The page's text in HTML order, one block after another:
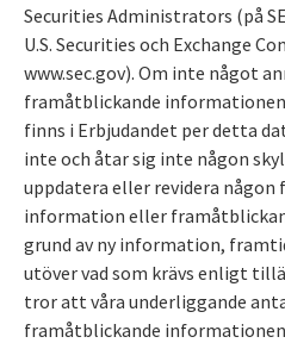
Securities Administrators (på
U.S. Securities och Exchange
www.sec.gov). Om inte något
framåtblickande
finns i Erbjudandet per detta
inte och åtar sig inte någon
uppdatera eller revidera
information eller
grund av ny information,
utöver vad som krävs enligt
tror att våra underliggande
framåtblickande